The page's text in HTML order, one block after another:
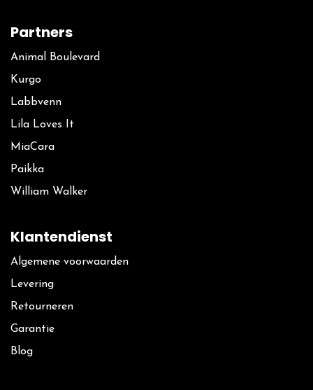
Partners
Animal Boulevard
Kurgo
La​bbvenn
Lila Loves It
MiaCara
Paikka
William Walker
Klantendienst
Algemene voorwaarden
Levering
Retourneren
Garantie
Blog